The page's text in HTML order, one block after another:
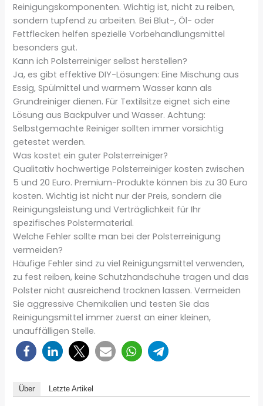
Reinigungskomponenten. Wichtig ist, nicht zu reiben,
sondern tupfend zu arbeiten. Bei Blut-, Öl- oder
Fettflecken helfen spezielle Vorbehandlungsmittel
besonders gut.
Kann ich Polsterreiniger selbst herstellen?
Ja, es gibt effektive DIY-Lösungen: Eine Mischung aus
Essig, Spülmittel und warmem Wasser kann als
Grundreiniger dienen. Für Textilsitze eignet sich eine
Lösung aus Backpulver und Wasser. Achtung:
Selbstgemachte Reiniger sollten immer vorsichtig
getestet werden.
Was kostet ein guter Polsterreiniger?
Qualitativ hochwertige Polsterreiniger kosten zwischen
5 und 20 Euro. Premium-Produkte können bis zu 30 Euro
kosten. Wichtig ist nicht nur der Preis, sondern die
Reinigungsleistung und Verträglichkeit für Ihr
spezifisches Polstermaterial.
Welche Fehler sollte man bei der Polsterreinigung
vermeiden?
Häufige Fehler sind zu viel Reinigungsmittel verwenden,
zu fest reiben, keine Schutzhandschuhe tragen und das
Polster nicht ausreichend trocknen lassen. Vermeiden
Sie aggressive Chemikalien und testen Sie das
Reinigungsmittel immer zuerst an einer kleinen,
unauffälligen Stelle.
Über Letzte Artikel